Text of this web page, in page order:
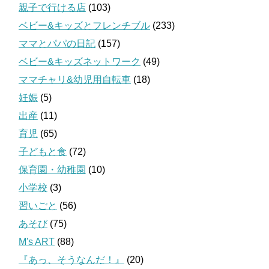
親子で行ける店 (103)
ベビー&キッズとフレンチブル (233)
ママとパパの日記 (157)
ベビー&キッズネットワーク (49)
ママチャリ&幼児用自転車 (18)
妊娠 (5)
出産 (11)
育児 (65)
子どもと食 (72)
保育園・幼稚園 (10)
小学校 (3)
習いごと (56)
あそび(75)
M's ART (88)
『あっ、そうなんだ！』
(20)